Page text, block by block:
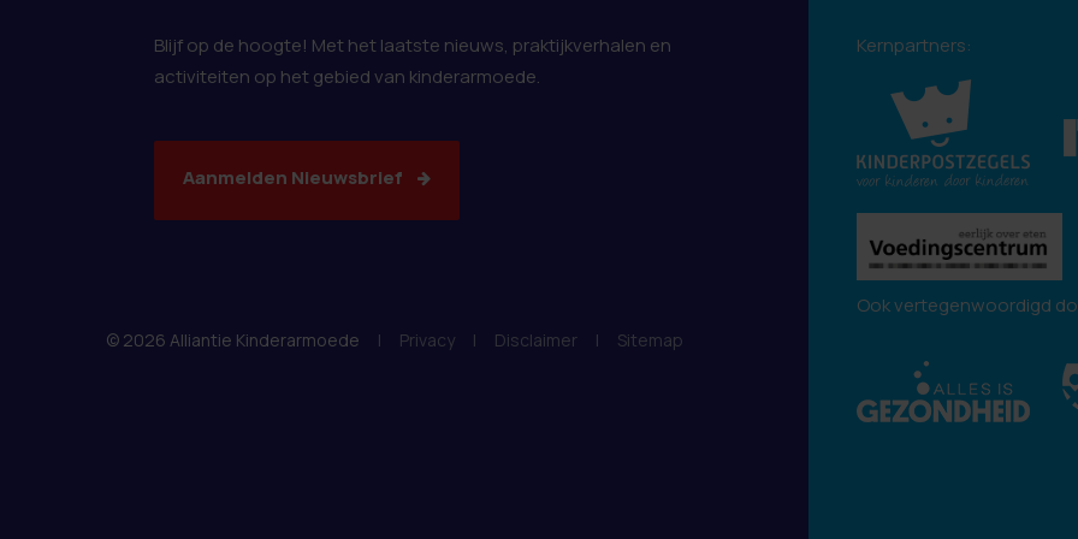
Blijf op de hoogte! Met het laatste nieuws, praktijkverhalen en
activiteiten op het gebied van kinderarmoede.
Aanmelden Nieuwsbrief
© 2026 Alliantie Kinderarmoede | Privacy | Disclaimer | Sitemap
Kernpartners:
Ook vertegenwoordigd